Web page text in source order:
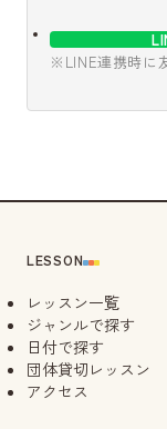
※LINE連携時に
LESSON
レッスン一覧
ジャンルで探す
日付で探す
団体貸切レッスン
アクセス